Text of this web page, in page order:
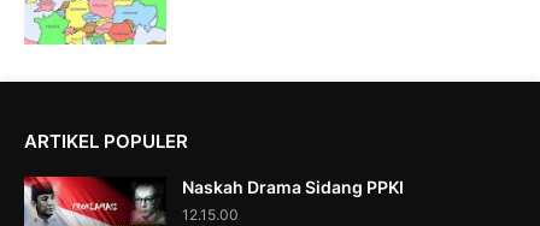
ARTIKEL POPULER
Naskah Drama Sidang PPKI
12.15.00